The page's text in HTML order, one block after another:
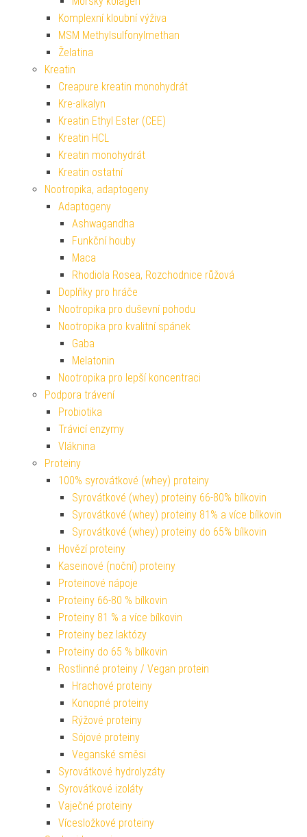
Komplexní kloubní výživa
MSM Methylsulfonylmethan
Želatina
Kreatin
Creapure kreatin monohydrát
Kre-alkalyn
Kreatin Ethyl Ester (CEE)
Kreatin HCL
Kreatin monohydrát
Kreatin ostatní
Nootropika, adaptogeny
Adaptogeny
Ashwagandha
Funkční houby
Maca
Rhodiola Rosea, Rozchodnice růžová
Doplňky pro hráče
Nootropika pro duševní pohodu
Nootropika pro kvalitní spánek
Gaba
Melatonin
Nootropika pro lepší koncentraci
Podpora trávení
Probiotika
Trávicí enzymy
Vláknina
Proteiny
100% syrovátkové (whey) proteiny
Syrovátkové (whey) proteiny 66-80% bílkovin
Syrovátkové (whey) proteiny 81% a více bílkovin
Syrovátkové (whey) proteiny do 65% bílkovin
Hovězí proteiny
Kaseinové (noční) proteiny
Proteinové nápoje
Proteiny 66-80 % bílkovin
Proteiny 81 % a více bílkovin
Proteiny bez laktózy
Proteiny do 65 % bílkovin
Rostlinné proteiny / Vegan protein
Hrachové proteiny
Konopné proteiny
Rýžové proteiny
Sójové proteiny
Veganské směsi
Syrovátkové hydrolyzáty
Syrovátkové izoláty
Vaječné proteiny
Vícesložkové proteiny